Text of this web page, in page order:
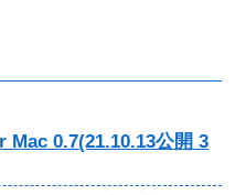
0.7(21.10.13公開 3